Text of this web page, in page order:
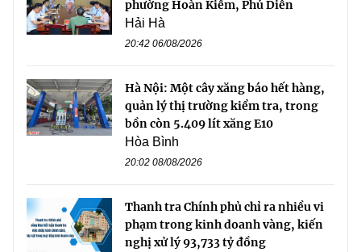
phường Hoàn Kiếm, Phú Diễn
Hải Hà
20:42 06/08/2026
Hà Nội: Một cây xăng báo hết hàng,
quản lý thị trường kiểm tra, trong
bồn còn 5.409 lít xăng E10
Hòa Bình
20:02 08/08/2026
Thanh tra Chính phủ chỉ ra nhiều vi
phạm trong kinh doanh vàng, kiến
nghị xử lý 93,733 tỷ đồng